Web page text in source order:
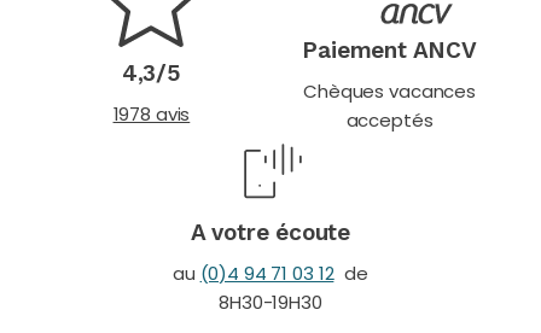
4,3/5
1978 avis
Paiement ANCV
Chèques vacances
acceptés
A votre écoute
au (0)4 94 71 03 12de
8H30-19H30